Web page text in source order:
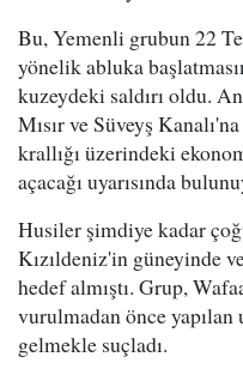
Bu, Yemenli grubun 22
yönelik abluka
kuzeydeki saldırı oldu.
Mısır ve Süveyş
krallığı üzerindeki
açacağı uyarısında
Husiler şimdiye kadar
Kızıldeniz'in güneyinde
hedef almıştı. Grup,
vurulmadan önce yapılan
gelmekle suçladı.